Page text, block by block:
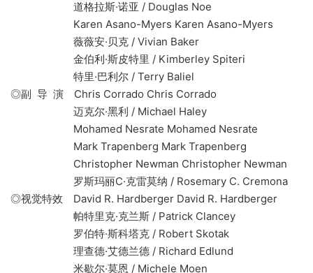
道格拉斯·诺亚 / Douglas Noe
Karen Asano-Myers Karen Asano-Myers
薇薇安·贝克 / Vivian Baker
金伯利·斯皮特里 / Kimberley Spiteri
特里·巴利尔 / Terry Baliel
◎副 导 演 Chris Corrado Chris Corrado
迈克尔·黑利 / Michael Haley
Mohamed Nesrate Mohamed Nesrate
Mark Trapenberg Mark Trapenberg
Christopher Newman Christopher Newman
罗斯玛丽C·克雷莫纳 / Rosemary C. Cremona
◎视觉特效 David R. Hardberger David R. Hardberger
帕特里克·克兰斯 / Patrick Clancey
罗伯特·斯科塔克 / Robert Skotak
理查德·艾德兰德 / Richard Edlund
米歇尔·莫恩 / Michele Moen